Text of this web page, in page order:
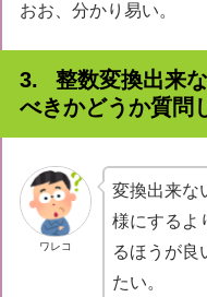
おお、分かり易い。
整数変換出来
べきかどうか質問
ワレコ
変換出来な
様にするよ
るほうが良
たい。